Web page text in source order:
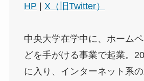
HP | X（旧Twitter）
中央大学在学中に、ホーム
どを手がける事業で起業。
に入り、インターネット系